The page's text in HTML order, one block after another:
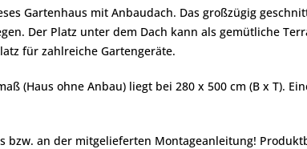
Gartenhaus mit Anbaudach. Das großzügig
Der Platz unter dem Dach kann als gemütliche
für zahlreiche Gartengeräte.
(Haus ohne Anbau) liegt bei 280 x 500 cm (B x T).
an der mitgelieferten Montageanleitung!